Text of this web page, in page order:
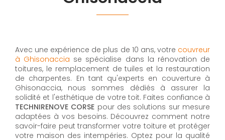
Avec une expérience de plus de 10 ans, votre couvreur
à Ghisonaccia se spécialise dans la rénovation de
toitures, le remplacement de tuiles et la restauration
de charpentes. En tant qu'experts en couverture à
Ghisonaccia, nous sommes dédiés à assurer la
solidité et l'esthétique de votre toit. Faites confiance à
TECHNIRENOVE CORSE pour des solutions sur mesure
adaptées à vos besoins. Découvrez comment notre
savoir-faire peut transformer votre toiture et protéger
votre maison des intempéries. Optez pour la qualité